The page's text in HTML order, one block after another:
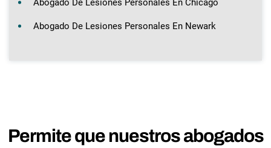
Abogado De Lesiones Personales En Chicago
Abogado De Lesiones Personales En Newark
Permite que nuestros abogados